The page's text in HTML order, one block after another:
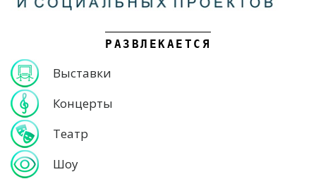
РАЗВЛЕКАЕТСЯ
Выставки
Концерты
Театр
Шоу